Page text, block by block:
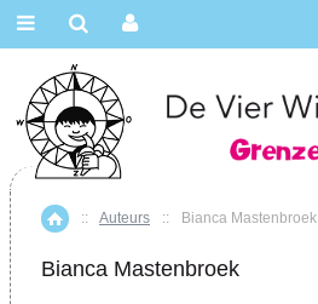
Home
:: Auteurs :: Bianca Mastenbroek
Bianca Mastenbroek